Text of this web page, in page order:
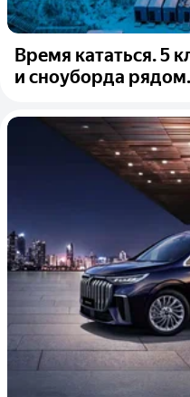
Время кататься. 5
и сноуборда